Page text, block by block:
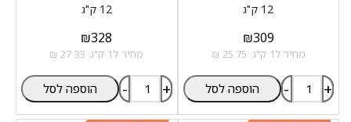
12 ק"ג
₪309
מחיר ל1 ק"ג: 25.75 ₪
- + הוספה לסל
12 ק"ג
₪328
מחיר ל1 ק"ג: 27.33 ₪
- + הוספה לסל